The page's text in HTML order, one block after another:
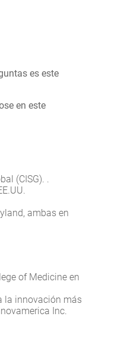
es este
en este
(CISG). .
ambas en
of Medicine en
la innovación más
Inc.